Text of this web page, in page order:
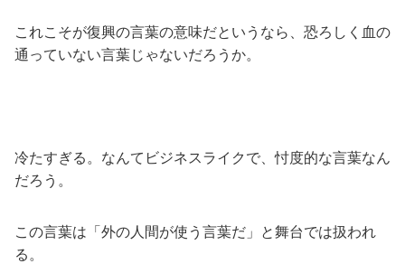
これこそが復興の言葉の意味だというなら、恐ろしく血の
通っていない言葉じゃないだろうか。
冷たすぎる。なんてビジネスライクで、忖度的な言葉なん
だろう。
この言葉は「外の人間が使う言葉だ」と舞台では扱われ
る。